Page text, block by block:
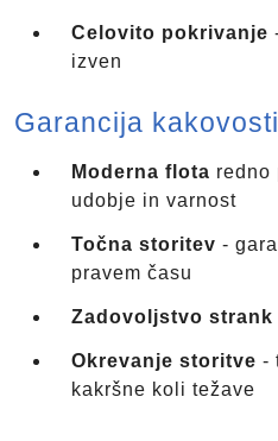
Celovito pokrivanje
izven
Garancija kakovosti
Moderna flota redno
udobje in varnost
Točna storitev -
pravem času
Zadovoljstvo strank
Okrevanje storitve -
kakršne koli težave